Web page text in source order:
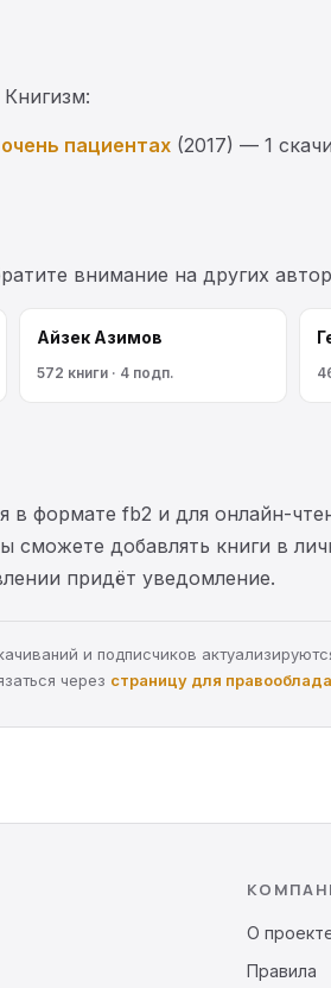
пациентах (2017) — 1
внимание на других
Айзек Азимов
572 книги · 4 подп.
в формате fb2 и для онлайн-
добавлять книги в
придёт уведомление.
и подписчиков
через страницу для
О
Правила